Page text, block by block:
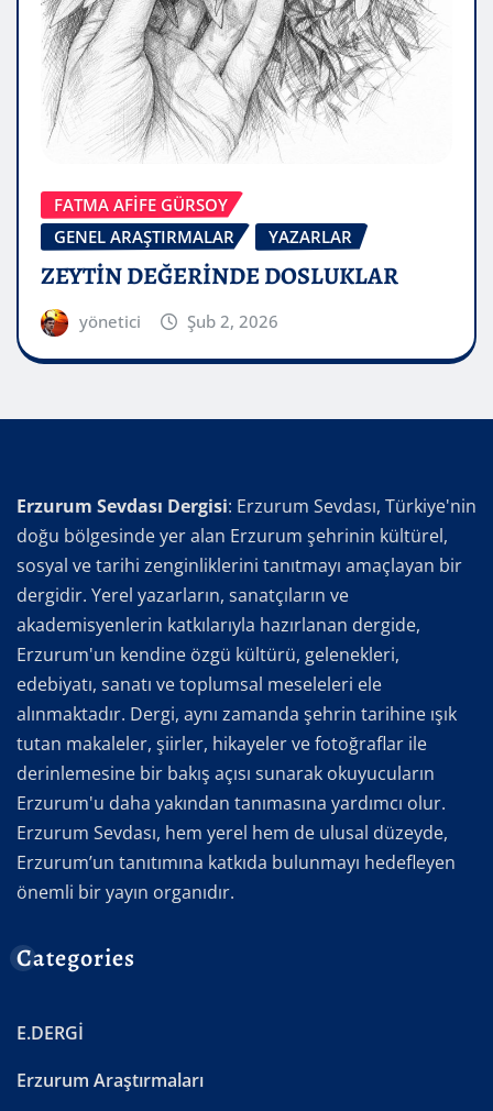
FATMA AFİFE GÜRSOY
GENEL ARAŞTIRMALAR
YAZARLAR
ZEYTİN DEĞERİNDE DOSLUKLAR
yönetici Şub 2, 2026
Erzurum Sevdası Dergisi: Erzurum Sevdası, Türkiye'nin
doğu bölgesinde yer alan Erzurum şehrinin kültürel,
sosyal ve tarihi zenginliklerini tanıtmayı amaçlayan bir
dergidir. Yerel yazarların, sanatçıların ve
akademisyenlerin katkılarıyla hazırlanan dergide,
Erzurum'un kendine özgü kültürü, gelenekleri,
edebiyatı, sanatı ve toplumsal meseleleri ele
alınmaktadır. Dergi, aynı zamanda şehrin tarihine ışık
tutan makaleler, şiirler, hikayeler ve fotoğraflar ile
derinlemesine bir bakış açısı sunarak okuyucuların
Erzurum'u daha yakından tanımasına yardımcı olur.
Erzurum Sevdası, hem yerel hem de ulusal düzeyde,
Erzurum’un tanıtımına katkıda bulunmayı hedefleyen
önemli bir yayın organıdır.
Categories
E.DERGİ
Erzurum Araştırmaları